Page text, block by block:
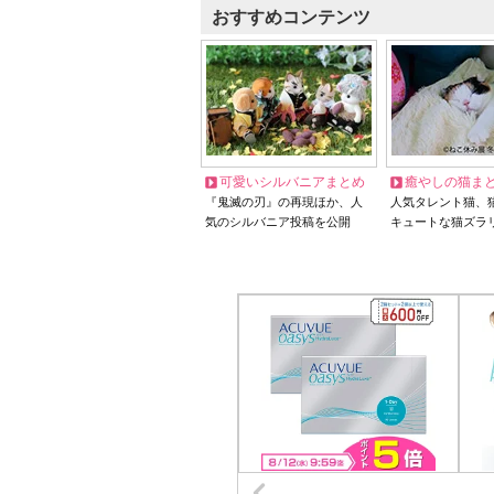
おすすめコンテンツ
可愛いシルバニアまとめ
『鬼滅の刃』の再現ほか、人
気のシルバニア投稿を公開
癒やしの猫ま
人気タレント猫
キュートな猫ズラ